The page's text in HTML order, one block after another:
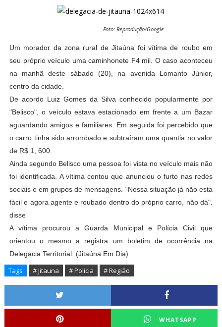
Foto: Reprodução/Google
Um morador da zona rural de Jitaúna foi vítima de roubo em
seu próprio veículo uma caminhonete F4 mil. O caso aconteceu
na manhã deste sábado (20), na avenida Lomanto Júnior,
centro da cidade.
De acordo Luiz Gomes da Silva conhecido popularmente por
"Belisco", o veículo estava estacionado em frente a um Bazar
aguardando amigos e familiares. Em seguida foi percebido que
o carro tinha sido arrombado e subtraíram uma quantia no valor
de R$ 1, 600.
Ainda segundo Belisco uma pessoa foi vista no veículo mais não
foi identificada. A vítima contou que anunciou o furto nas redes
sociais e em grupos de mensagens. “Nossa situação já não esta
fácil e agora agente e roubado dentro do próprio carro, não dá".
disse
A vítima procurou a Guarda Municipal e Polícia Civil que
orientou o mesmo a registra um boletim de ocorrência na
Delegacia Territorial. (Jitaúna Em Dia)
Tags # Jitauna # Policia # Região
WHATSAPP